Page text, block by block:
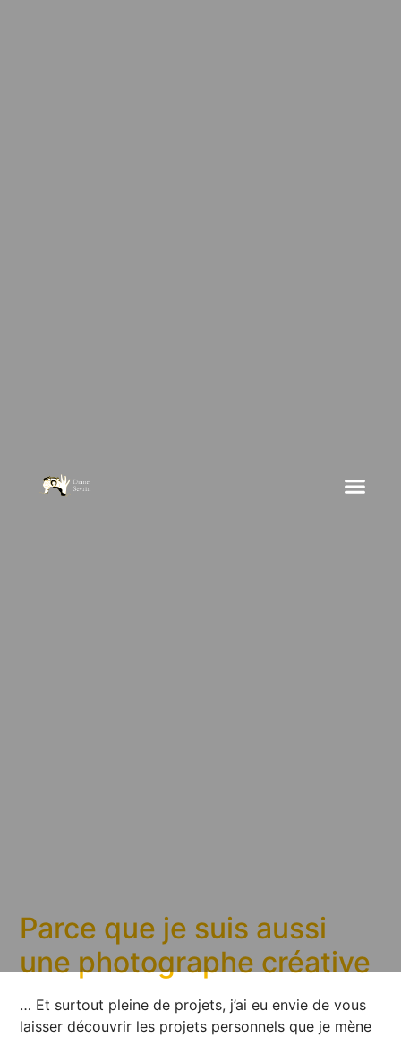
Parce que je suis aussi
une photographe créative
… Et surtout pleine de projets, j’ai eu envie de vous
laisser découvrir les projets personnels que je mène